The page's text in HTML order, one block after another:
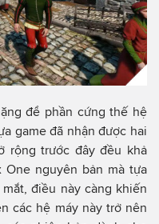
để phần cứng thế hệ
game đã nhận được hai
rộng trước đây đều khả
One nguyên bản mà tựa
điều này càng khiến
các hệ máy này trở nên